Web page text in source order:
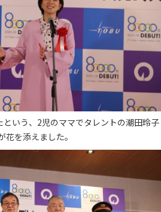
いう、2児のママでタレントの潮田玲子
花を添えました。